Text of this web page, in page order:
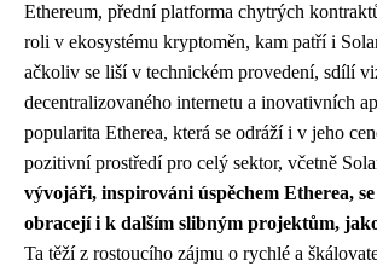
Ethereum, přední platforma chytrých
roli v ekosystému kryptoměn, kam patří i
ačkoliv se liší v technickém provedení, sdílí
decentralizovaného internetu a inovativních
popularita Etherea, která se odráží i v jeho
pozitivní prostředí pro celý sektor, včetně
vývojáři, inspirováni úspěchem Etherea, se
obracejí i k dalším slibným projektům,
Ta těží z rostoucího zájmu o rychlé a